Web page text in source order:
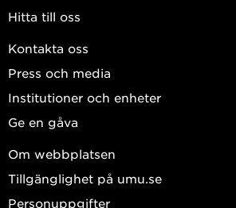
Hitta till oss
Kontakta oss
Press och media
Institutioner och enheter
Ge en gåva
Om webbplatsen
Tillgänglighet på umu.se
Personuppgifter